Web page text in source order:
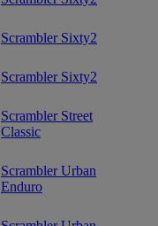
Scrambler Sixty2
Scrambler Sixty2
Scrambler Street
Classic
Scrambler Urban
Enduro